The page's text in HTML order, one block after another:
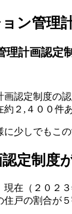
ン管理
理計画認定
認定制度の
２,４００件
少しでもこ
定制度
在（２０２
戸の割合が